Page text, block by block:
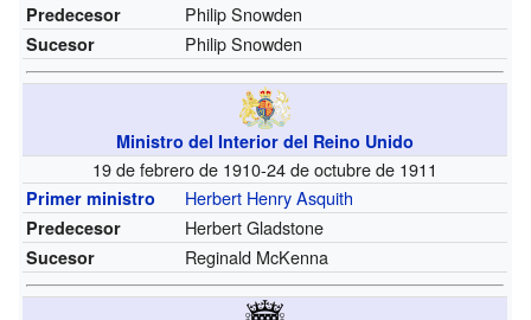
Predecesor Philip Snowden
Sucesor Philip Snowden
Ministro del Interior del Reino Unido
19 de febrero de 1910-24 de octubre de 1911
Primer ministro Herbert Henry Asquith
Predecesor Herbert Gladstone
Sucesor Reginald McKenna